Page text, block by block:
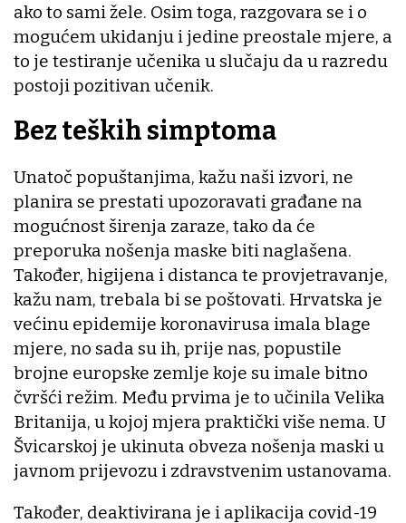
ako to sami žele. Osim toga, razgovara se i o
mogućem ukidanju i jedine preostale mjere, a
to je testiranje učenika u slučaju da u razredu
postoji pozitivan učenik.
Bez teških simptoma
Unatoč popuštanjima, kažu naši izvori, ne
planira se prestati upozoravati građane na
mogućnost širenja zaraze, tako da će
preporuka nošenja maske biti naglašena.
Također, higijena i distanca te provjetravanje,
kažu nam, trebala bi se poštovati. Hrvatska je
većinu epidemije koronavirusa imala blage
mjere, no sada su ih, prije nas, popustile
brojne europske zemlje koje su imale bitno
čvršći režim. Među prvima je to učinila Velika
Britanija, u kojoj mjera praktički više nema. U
Švicarskoj je ukinuta obveza nošenja maski u
javnom prijevozu i zdravstvenim ustanovama.
Također, deaktivirana je i aplikacija covid-19